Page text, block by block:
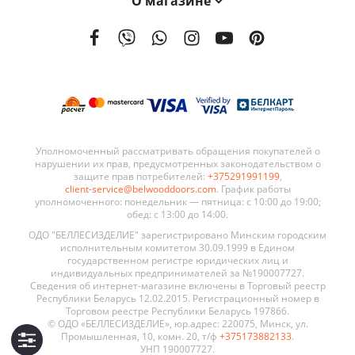
Уполномоченный рассматривать обращения покупателей о
нарушении их прав, предусмотренных законодательством о
защите прав потребителей: +375291991199,
client-service@belwooddoors.com. График работы
уполномоченного: понедельник — пятница: с 10:00 до 19:00;
обед: с 13:00 до 14:00.
ОДО "БЕЛЛЕСИЗДЕЛИЕ" зарегистрировано Минским городским
исполнительным комитетом 30.09.1999 в Едином
государственном регистре юридических лиц и
индивидуальных предпринимателей за №190007727.
Сведения об интернет-магазине включены в Торговый реестр
Республики Беларусь 12.02.2015. Регистрационный номер в
Торговом реестре Республики Беларусь 197866.
© ОДО «БЕЛЛЕСИЗДЕЛИЕ», юр.адрес: 220075, Минск, ул.
Промышленная, 10, комн. 20, т/ф +375173882133.
УНП 190007727.